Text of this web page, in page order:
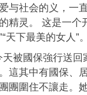
与社会的义，一
精灵。 这是一个
天下最美的女人”
被國保強行送回
這其中有國保、
團圍住不讓走。